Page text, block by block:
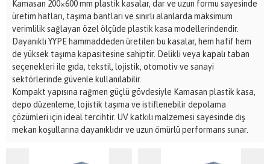
Kamasan 200×600 mm plastik kasalar, dar ve uzun formu sayesinde
üretim hatları, taşıma bantları ve sınırlı alanlarda maksimum
verimlilik sağlayan özel ölçüde plastik kasa modellerindendir.
Dayanıklı YYPE hammaddeden üretilen bu kasalar, hem hafif hem
de yüksek taşıma kapasitesine sahiptir. Delikli veya kapalı taban
seçenekleri ile gıda, tekstil, lojistik, otomotiv ve sanayi
sektörlerinde güvenle kullanılabilir.
Kompakt yapısına rağmen güçlü gövdesiyle Kamasan plastik kasa,
depo düzenleme, lojistik taşıma ve istiflenebilir depolama
çözümleri için ideal tercihtir. UV katkılı malzemesi sayesinde dış
mekan koşullarına dayanıklıdır ve uzun ömürlü performans sunar.